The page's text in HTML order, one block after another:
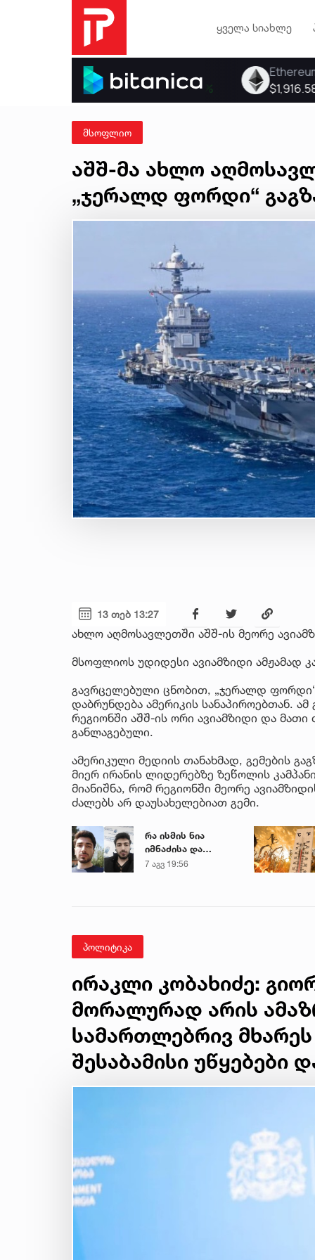
ყველა სიახლე
მსოფლიო
აშშ-მა ახლო
„ჯერალდ ფორდი“
13 თებ 13:27
ახლო აღმოსავლეთში აშშ-ის მეორე
მსოფლიოს უდიდესი ავიამზიდი ამჟამად
გავრცელებული ცნობით, „ჯერალდ
დაბრუნდება ამერიკის სანაპიროებთან.
რეგიონში აშშ-ის ორი ავიამზიდი და მათი
განლაგებული.
ამერიკული მედიის თანახმად, გემების
მიერ ირანის ლიდერებზე ზეწოლის
მიანიშნა, რომ რეგიონში მეორე
ძალებს არ დაუსახელებიათ გემი.
რა ისმის ნია
იმნაძისა და
მამამისის ფარული
7 აგვ 19:56
პოლიტიკა
ირაკლი კობახიძე:
მორალურად არის
სამართლებრივ მხარეს
შესაბამისი უწყებები